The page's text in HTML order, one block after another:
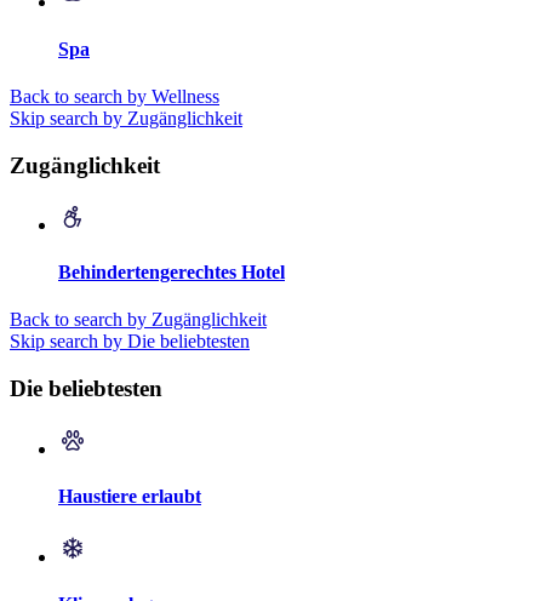
Spa
Back to search by Wellness
Skip search by Zugänglichkeit
Zugänglichkeit
Behindertengerechtes Hotel
Back to search by Zugänglichkeit
Skip search by Die beliebtesten
Die beliebtesten
Haustiere erlaubt